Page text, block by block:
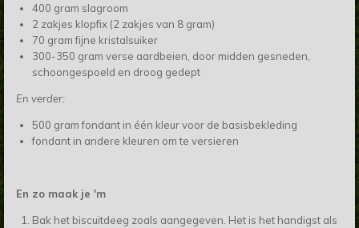
400 gram slagroom
2 zakjes klopfix (2 zakjes van 8 gram)
70 gram fijne kristalsuiker
300-350 gram verse aardbeien, door midden gesneden,
schoongespoeld en droog gedept
En verder:
500 gram fondant in één kleur voor de basisbekleding
fondant in andere kleuren om te versieren
En zo maak je 'm
Bak het biscuitdeeg zoals aangegeven. Het is het handigst als